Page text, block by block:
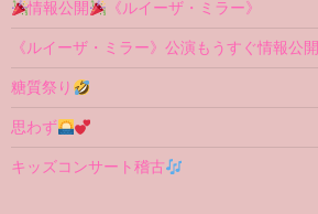
情報公開 《ルイーザ・ミラー》
《ルイーザ・ミラー》公演もうすぐ情報公開
糖質祭り
思わず
キッズコンサート稽古